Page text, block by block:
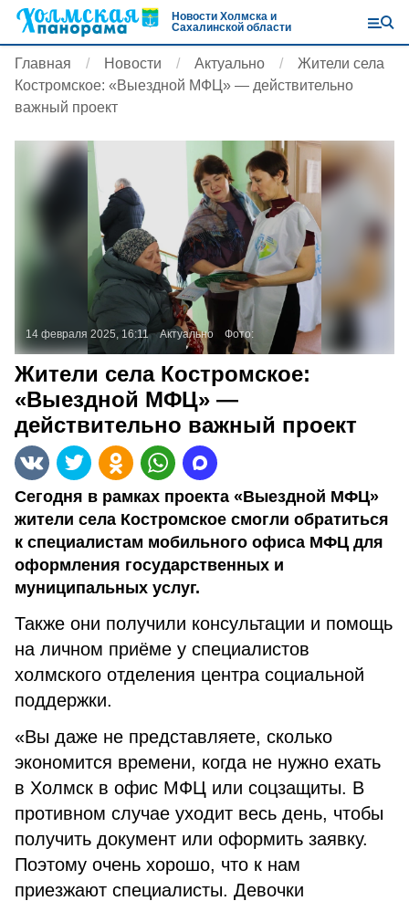
Новости Холмска и
Сахалинской области
Главная Новости Актуально
Жители села
Костромское: «Выездной МФЦ» — действительно
важный проект
14 февраля 2025, 16:11 Актуально Фото:
Жители села Костромское:
«Выездной МФЦ» —
действительно важный проект
Сегодня в рамках проекта «Выездной МФЦ»
жители села Костромское смогли обратиться
к специалистам мобильного офиса МФЦ для
оформления государственных и
муниципальных услуг.
Также они получили консультации и помощь
на личном приёме у специалистов
холмского отделения центра социальной
поддержки.
«Вы даже не представляете, сколько
экономится времени, когда не нужно ехать
в Холмск в офис МФЦ или соцзащиты. В
противном случае уходит весь день, чтобы
получить документ или оформить заявку.
Поэтому очень хорошо, что к нам
приезжают специалисты. Девочки